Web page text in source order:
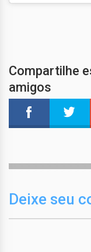
Compartilhe
amigos
Deixe seu